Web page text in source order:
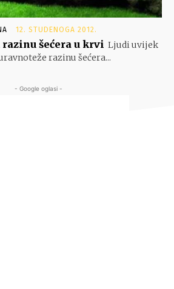
12. STUDENOGA 2012.
šećera u krvi Ljudi uvijek
razinu šećera...
- Google oglasi -